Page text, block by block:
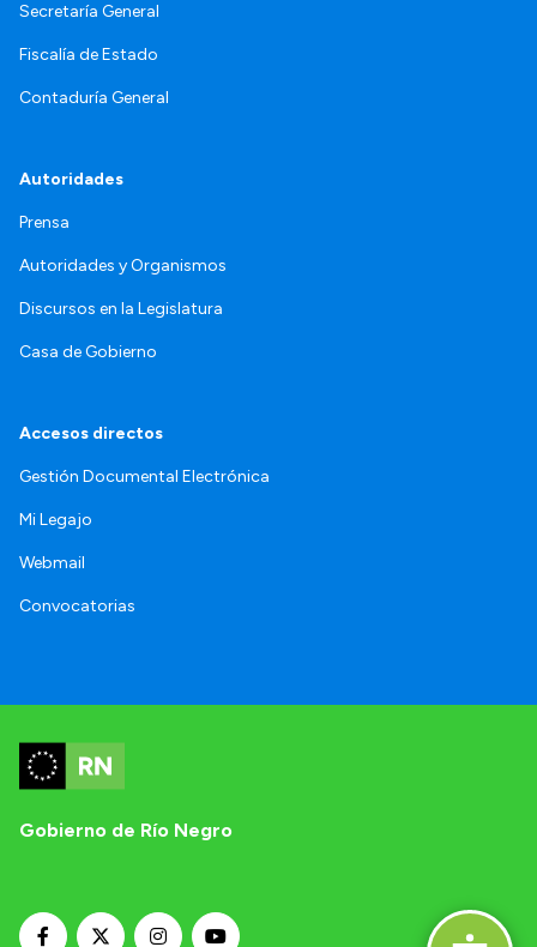
Secretaría General
Fiscalía de Estado
Contaduría General
Autoridades
Prensa
Autoridades y Organismos
Discursos en la Legislatura
Casa de Gobierno
Accesos directos
Gestión Documental Electrónica
Mi Legajo
Webmail
Convocatorias
Gobierno de Río Negro